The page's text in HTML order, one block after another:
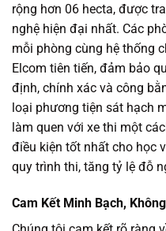
rộng hơn 06 hecta, được
nghệ hiện đại nhất. Các
mỗi phòng cùng hệ thống
Elcom tiên tiến, đảm bảo
định, chính xác và công
loại phương tiện sát hạch
làm quen với xe thi một
điều kiện tốt nhất cho học
quy trình thi, tăng tỷ lệ đỗ
Cam Kết Minh Bạch,